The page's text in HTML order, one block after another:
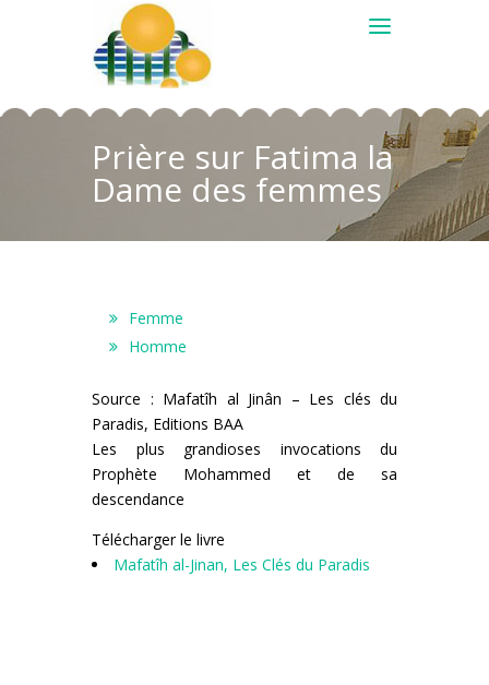
Prière sur Fatima la
Dame des femmes
Femme
Homme
Source : Mafatîh al Jinân – Les clés du
Paradis, Editions BAA
Les plus grandioses invocations du
Prophète Mohammed et de sa
descendance
Télécharger le livre
Mafatîh al-Jinan, Les Clés du Paradis